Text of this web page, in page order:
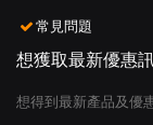
常見問題
想獲取最新優惠
想得到最新產品及優